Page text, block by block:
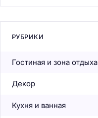
РУБРИКИ
Гостиная и зона отдыха
Декор
Кухня и ванная